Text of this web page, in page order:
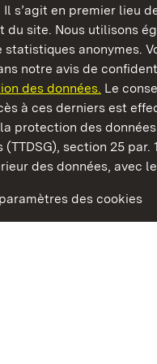
s’agit en premier lieu
du site. Nous utilisons
statistiques anonymes.
notre avis de
des données. Le
à ces derniers est
protection des
section 25 par.
des données, avec le
des cookies
jardins publics du
und Gärten